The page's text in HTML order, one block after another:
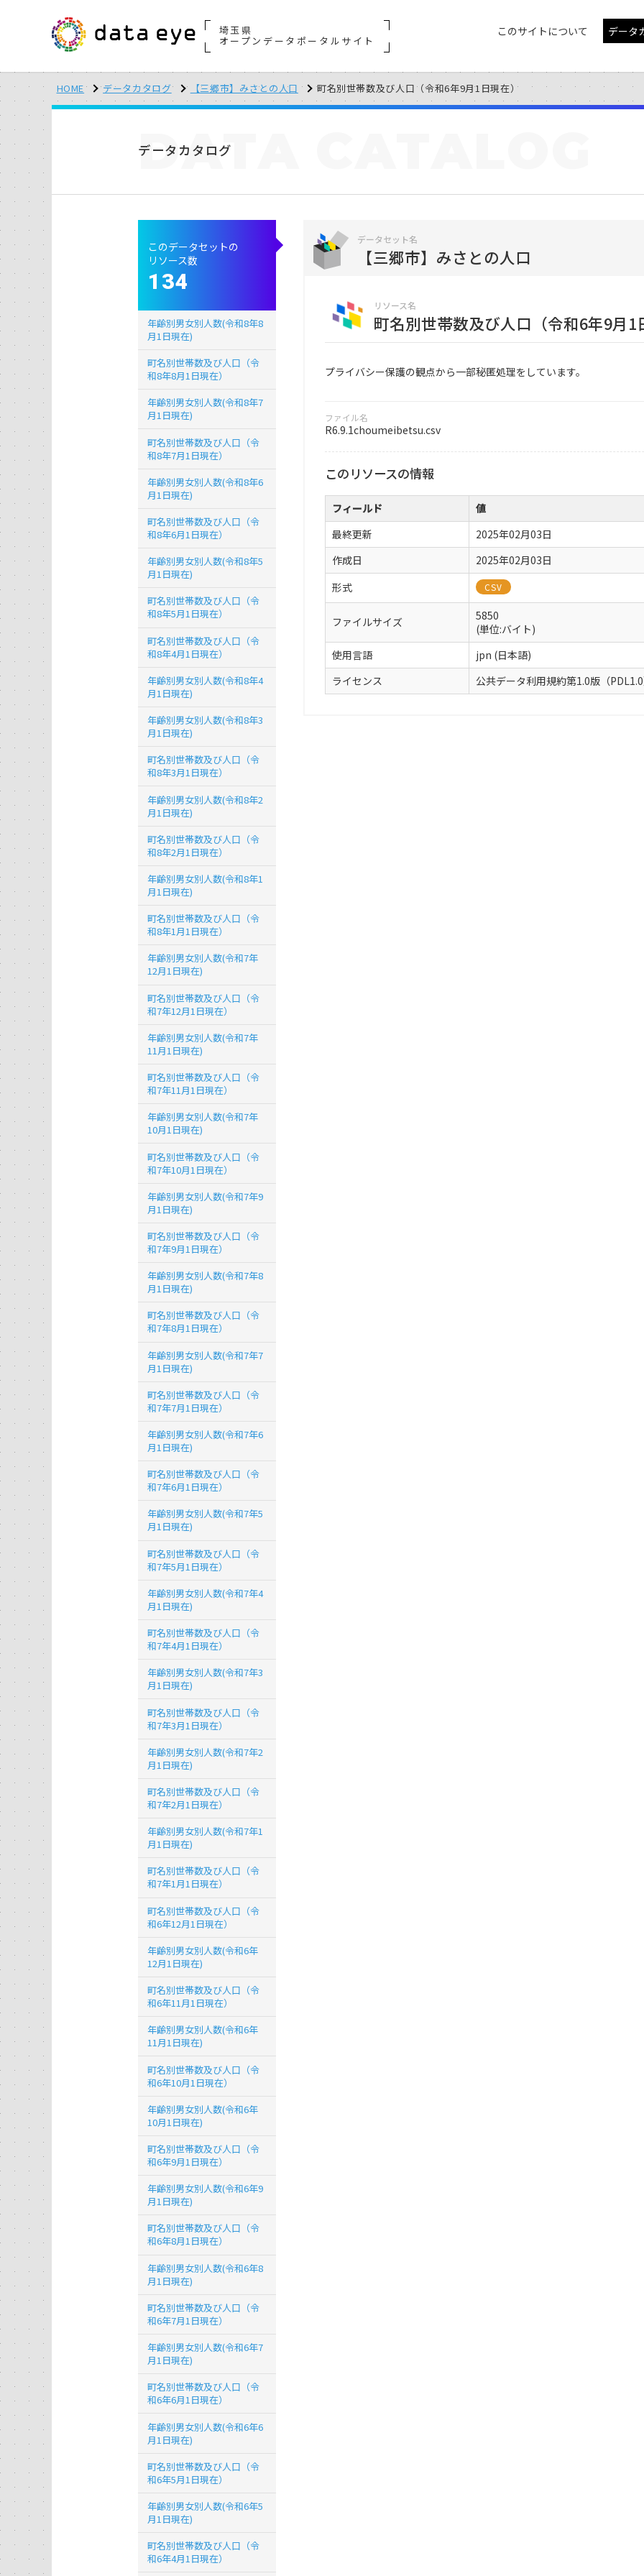
埼玉県
オープンデータポータルサイト
このサイトについて データ
HOME データカタログ 【三郷市】みさとの人口 町名別世帯数及び人口（令和6年9月1日現在）
データカタログ
DATA
データセット名
【三郷市】みさとの人口
リソース名
町名別世帯数及び人口（令和6年9月1
プライバシー保護の観点から一部秘匿処理をしています。
ファイル名
R6.9.1choumeibetsu.csv
このリソースの情報
フィールド
値
最終更新
2025年02月03日
作成日
2025年02月03日
形式
CSV
ファイルサイズ
5850
(単位:バイト)
使用言語
jpn (日本語)
ライセンス
公共データ利用規約第1.0版（
このデータセットの
リソース数
134
年齢別男女別人数(令和8年8
月1日現在)
町名別世帯数及び人口（令
和8年8月1日現在）
年齢別男女別人数(令和8年7
月1日現在)
町名別世帯数及び人口（令
和8年7月1日現在）
年齢別男女別人数(令和8年6
月1日現在)
町名別世帯数及び人口（令
和8年6月1日現在）
年齢別男女別人数(令和8年5
月1日現在)
町名別世帯数及び人口（令
和8年5月1日現在）
町名別世帯数及び人口（令
和8年4月1日現在）
年齢別男女別人数(令和8年4
月1日現在)
年齢別男女別人数(令和8年3
月1日現在)
町名別世帯数及び人口（令
和8年3月1日現在）
年齢別男女別人数(令和8年2
月1日現在)
町名別世帯数及び人口（令
和8年2月1日現在）
年齢別男女別人数(令和8年1
月1日現在)
町名別世帯数及び人口（令
和8年1月1日現在）
年齢別男女別人数(令和7年
12月1日現在)
町名別世帯数及び人口（令
和7年12月1日現在）
年齢別男女別人数(令和7年
11月1日現在)
町名別世帯数及び人口（令
和7年11月1日現在）
年齢別男女別人数(令和7年
10月1日現在)
町名別世帯数及び人口（令
和7年10月1日現在）
年齢別男女別人数(令和7年9
月1日現在)
町名別世帯数及び人口（令
和7年9月1日現在）
年齢別男女別人数(令和7年8
月1日現在)
町名別世帯数及び人口（令
和7年8月1日現在）
年齢別男女別人数(令和7年7
月1日現在)
町名別世帯数及び人口（令
和7年7月1日現在）
年齢別男女別人数(令和7年6
月1日現在)
町名別世帯数及び人口（令
和7年6月1日現在）
年齢別男女別人数(令和7年5
月1日現在)
町名別世帯数及び人口（令
和7年5月1日現在）
年齢別男女別人数(令和7年4
月1日現在)
町名別世帯数及び人口（令
和7年4月1日現在）
年齢別男女別人数(令和7年3
月1日現在)
町名別世帯数及び人口（令
和7年3月1日現在）
年齢別男女別人数(令和7年2
月1日現在)
町名別世帯数及び人口（令
和7年2月1日現在）
年齢別男女別人数(令和7年1
月1日現在)
町名別世帯数及び人口（令
和7年1月1日現在）
町名別世帯数及び人口（令
和6年12月1日現在）
年齢別男女別人数(令和6年
12月1日現在)
町名別世帯数及び人口（令
和6年11月1日現在）
年齢別男女別人数(令和6年
11月1日現在)
町名別世帯数及び人口（令
和6年10月1日現在）
年齢別男女別人数(令和6年
10月1日現在)
町名別世帯数及び人口（令
和6年9月1日現在）
年齢別男女別人数(令和6年9
月1日現在)
町名別世帯数及び人口（令
和6年8月1日現在）
年齢別男女別人数(令和6年8
月1日現在)
町名別世帯数及び人口（令
和6年7月1日現在）
年齢別男女別人数(令和6年7
月1日現在)
町名別世帯数及び人口（令
和6年6月1日現在）
年齢別男女別人数(令和6年6
月1日現在)
町名別世帯数及び人口（令
和6年5月1日現在）
年齢別男女別人数(令和6年5
月1日現在)
町名別世帯数及び人口（令
和6年4月1日現在）